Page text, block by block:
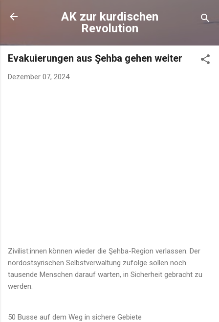
AK zur kurdischen
Revolution
Evakuierungen aus Şehba gehen weiter
Dezember 07, 2024
Zivilist:innen können wieder die Şehba-Region verlassen. Der
nordostsyrischen Selbstverwaltung zufolge sollen noch
tausende Menschen darauf warten, in Sicherheit gebracht zu
werden.
50 Busse auf dem Weg in sichere Gebiete